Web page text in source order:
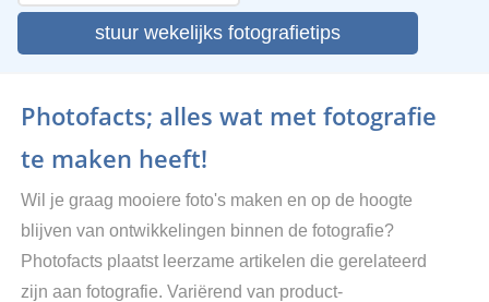
stuur wekelijks fotografietips
Photofacts; alles wat met fotografie
te maken heeft!
Wil je graag mooiere foto's maken en op de hoogte
blijven van ontwikkelingen binnen de fotografie?
Photofacts plaatst leerzame artikelen die gerelateerd
zijn aan fotografie. Variërend van product-